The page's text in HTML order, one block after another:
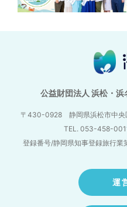
公益財団法人 浜松・
〒430-0928 静岡県浜松市中央
TEL. 053-458-
登録番号/静岡県知事登録旅行
運